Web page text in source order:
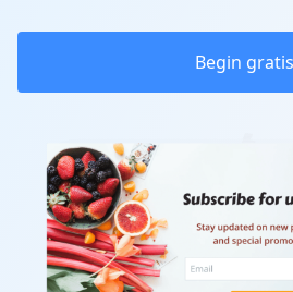
Begin gratis